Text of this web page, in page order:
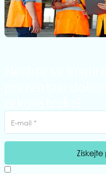
vámi probereme
míru.